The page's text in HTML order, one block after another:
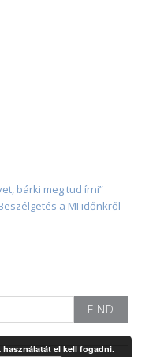
bárki meg tud írni”
a MI időnkről
el kell fogadni.